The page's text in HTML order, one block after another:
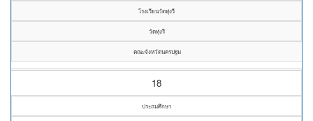
โรงเรียนวัดทุ่งรี
วัดทุ่งรี
คณะจังหวัดนครปฐม
18
ประถมศึกษา